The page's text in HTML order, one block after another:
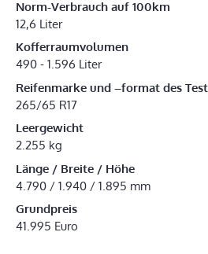
Norm-Verbrauch auf 100km
12,6 Liter
Kofferraumvolumen
490 - 1.596 Liter
Reifenmarke und –format des
265/65 R17
Leergewicht
2.255 kg
Länge / Breite / Höhe
4.790 / 1.940 / 1.895 mm
Grundpreis
41.995 Euro